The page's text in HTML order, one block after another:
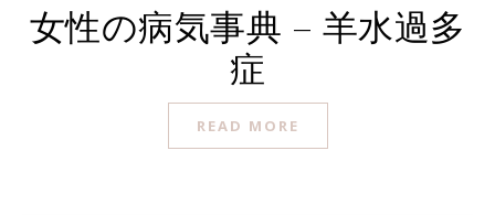
女性の病気事典 – 羊水過多
症
READ MORE